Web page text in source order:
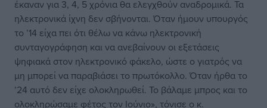
έκαναν για 3, 4, 5 χρόνια θα ελεγχθούν αναδρομικά. Τα
ηλεκτρονικά ίχνη δεν σβήνονται. Όταν ήμουν υπουργός
το ’14 είχα πει ότι θέλω να κάνω ηλεκτρονική
συνταγογράφηση και να ανεβαίνουν οι εξετάσεις
ψηφιακά στον ηλεκτρονικό φάκελο, ώστε ο γιατρός να
μη μπορεί να παραβιάσει το πρωτόκολλο. Όταν ήρθα το
’24 αυτό δεν είχε ολοκληρωθεί. Το βάλαμε μπρος και το
ολοκληρώσαμε φέτος τον Ιούνιο», τόνισε ο κ.